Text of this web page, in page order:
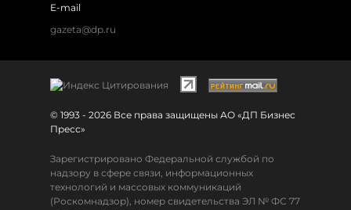
E-mail
gazeta@dp.ru
© 1993 - 2026 Все права защищены АО «ДП Бизнес
Пресс»
Зарегистрировано Федеральной службой по
надзору в сфере связи, информационных
технологий и массовых коммуникаций
(Роскомнадзор), номер свидетельства ЭЛ № ФС 77